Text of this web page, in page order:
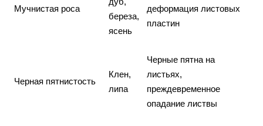
Мучнистая роса
береза,
ясень
деформация листовых
пластин
Черная пятнистость
Клен,
липа
Черные пятна на
листьях,
преждевременное
опадание листвы